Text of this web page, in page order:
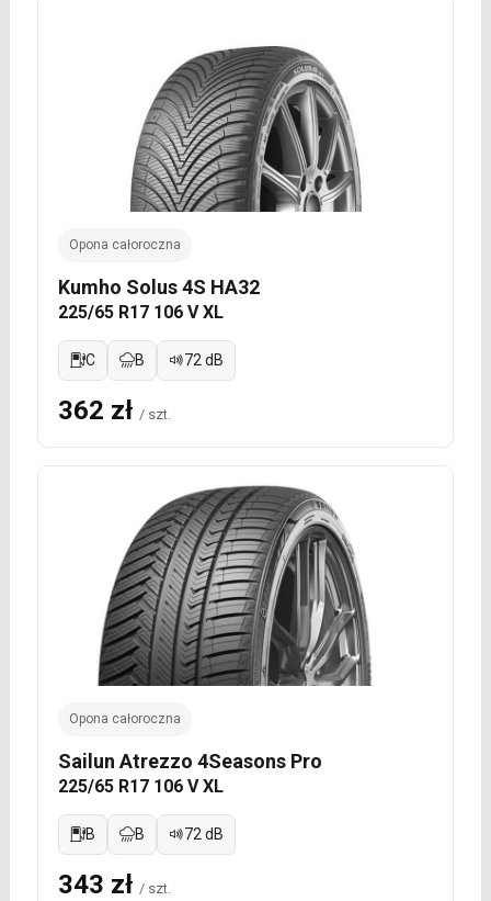
Opona całoroczna
Kumho Solus 4S HA32
225/65 R17 106 V XL
C B 72 dB
362 zł / szt.
Opona całoroczna
Sailun Atrezzo 4Seasons Pro
225/65 R17 106 V XL
B B 72 dB
343 zł / szt.